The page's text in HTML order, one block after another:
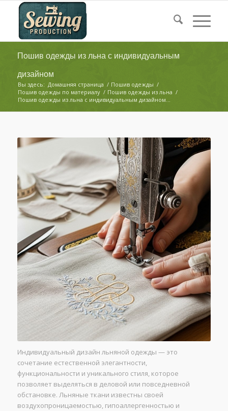
Пошив одежды из льна с индивидуальным
дизайном
Вы здесь: Домашняя страница / Пошив одежды /
Пошив одежды по материалу / Пошив одежды из льна /
Пошив одежды из льна с индивидуальным дизайном...
Индивидуальный дизайн льняной одежды — это
сочетание естественной элегантности,
функциональности и уникального стиля, которое
позволяет выделяться в деловой или повседневной
обстановке. Льняные ткани известны своей
воздухопроницаемостью, гипоаллергенностью и